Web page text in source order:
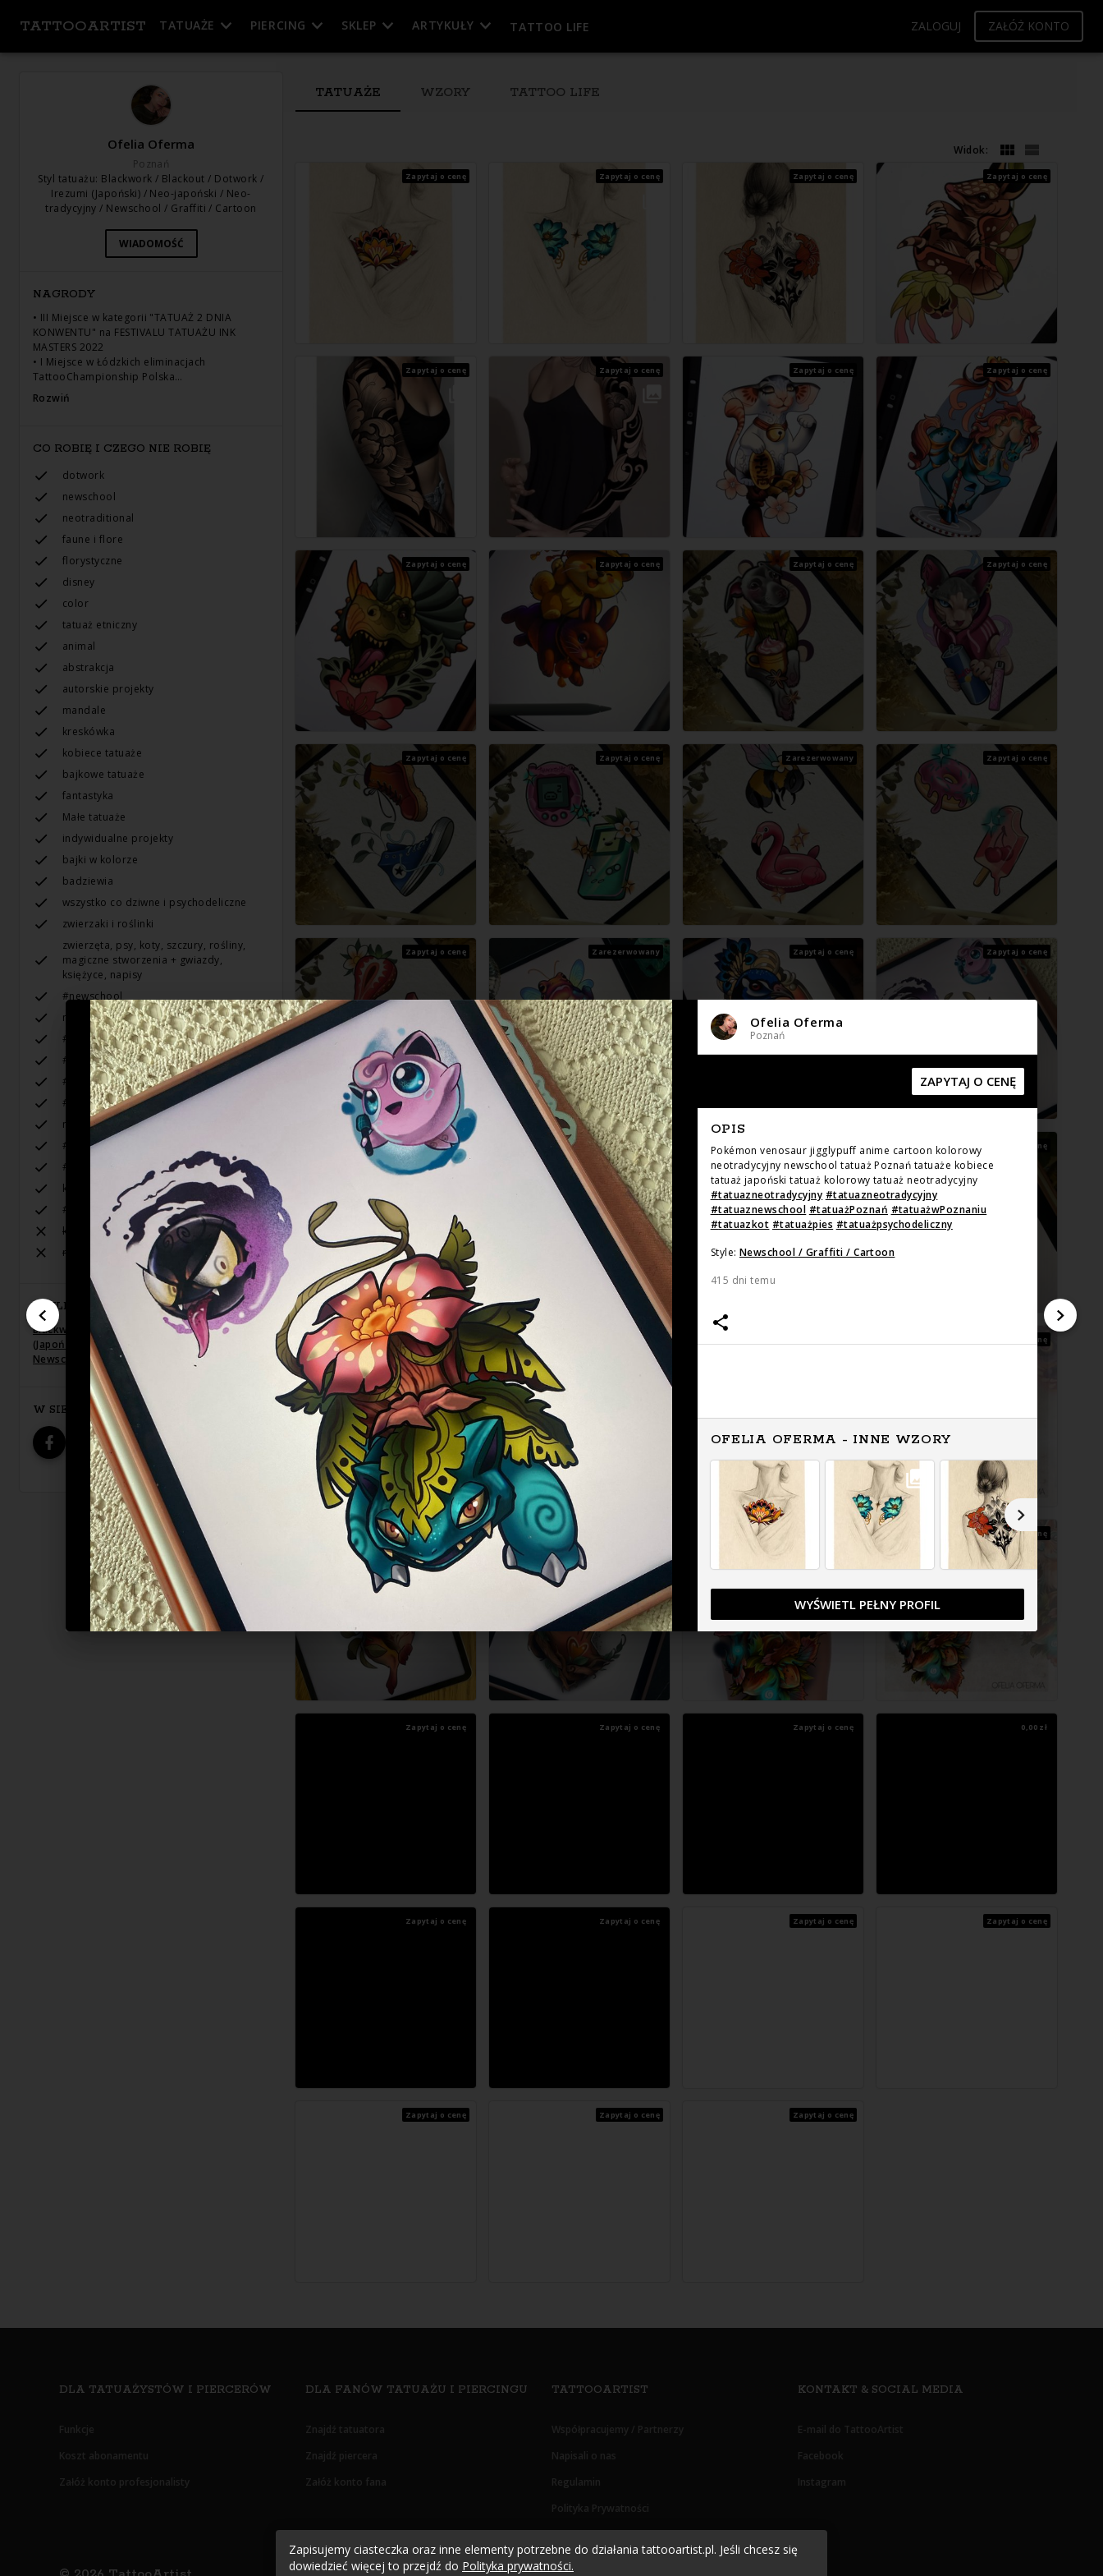
TATTOOARTIST TATUAŻE PIERCING SKLEP ARTYKUŁY TATTOO LIFE ZALOGUJ ZAŁÓŻ KONTO
DLA TATUAŻYSTÓW I PIERCERÓW
Funkcje
Koszt abonamentu
Załóż konto profesjonalisty
DLA FANÓW TATUAŻU I PIERCINGU
Znajdź tatuatora
Znajdź piercera
Załóż konto fana
TATTOOARTIST
Współpracujemy / Partnerzy
Napisali o nas
Regulamin
Polityka Prywatności
Oświadczenie RODO
KONTAKT & SOCIAL MEDIA
E-mail do TattooArtist
Facebook
Instagram
Ofelia Oferma
Poznań
Styl tatuażu: Blackwork / Blackout / Dotwork /
Irezumi (Japoński) / Neo-japoński / Neo-
tradycyjny / Newschool / Graffiti / Cartoon
WIADOMOŚĆ
NAGRODY
• III Miejsce w kategorii "TATUAŻ 2 DNIA
KONWENTU" na FESTIVALU TATUAŻU INK
MASTERS 2022
• I Miejsce w Łódzkich eliminacjach
TattooChampionship Polska…
Rozwiń
CO ROBIĘ I CZEGO NIE ROBIĘ
dotwork
newschool
neotraditional
faune i flore
florystyczne
disney
color
tatuaż etniczny
animal
abstrakcja
autorskie projekty
mandale
kreskówka
kobiece tatuaże
bajkowe tatuaże
fantastyka
Małe tatuaże
indywidualne projekty
bajki w kolorze
badziewia
wszystko co dziwne i psychodeliczne
zwierzaki i roślinki
zwierzęta, psy, koty, szczury, rośliny,
magiczne stworzenia + gwiazdy,
księżyce, napisy
#newschool
neotradycyjny
#cartoon
#neotraditional
#anime
#linework
natura
#neojapoński
#organika
klasyczne amerykanskie wzory
#japan
kopii
realistyka
STYLE TATUAŻU
Blackwork / Blackout
Dotwork,Irezumi
(Japoński) / Neo-japoński
Neo-tradycyjny
Newschool / Graffiti / Cartoon
W SIECI
TATUAŻE WZORY TATTOO LIFE
Widok:
Zapytaj o cenę Zapytaj o cenę Zapytaj o cenę Zapytaj o cenę
Zapytaj o cenę Zapytaj o cenę Zapytaj o cenę Zapytaj o cenę
Zapytaj o cenę Zapytaj o cenę Zapytaj o cenę Zapytaj o cenę
Zapytaj o cenę Zapytaj o cenę Zarezerwowany Zapytaj o cenę
Zapytaj o cenę Zarezerwowany Zapytaj o cenę Zapytaj o cenę
Zapytaj o cenę Zapytaj o cenę Zarezerwowany Zapytaj o cenę
Zapytaj o cenę Zapytaj o cenę Zapytaj o cenę
Zapytaj o cenę Zapytaj o cenę
Zapytaj o cenę Zapytaj o cenę Zapytaj o cenę 0,00 zł
Zapytaj o cenę Zapytaj o cenę Zapytaj o cenę Zapytaj o cenę
Zapytaj o cenę Zapytaj o cenę Zapytaj o cenę
Ofelia Oferma
Poznań
ZAPYTAJ O CENĘ
OPIS
Pokémon venosaur jigglypuff anime cartoon kolorowy
neotradycyjny newschool tatuaż Poznań tatuaże kobiece
tatuaż japoński tatuaż kolorowy tatuaż neotradycyjny
#tatuazneotradycyjny #tatuazneotradycyjny
#tatuaznewschool #tatuażPoznań #tatuażwPoznaniu
#tatuazkot #tatuażpies #tatuażpsychodeliczny
Style: Newschool / Graffiti / Cartoon
415 dni temu
OFELIA OFERMA - INNE WZORY
WYŚWIETL PEŁNY PROFIL
Zapisujemy ciasteczka oraz inne elementy potrzebne do działania tattooartist.pl. Jeśli chcesz się
dowiedzieć więcej to przejdź do Polityka prywatności.